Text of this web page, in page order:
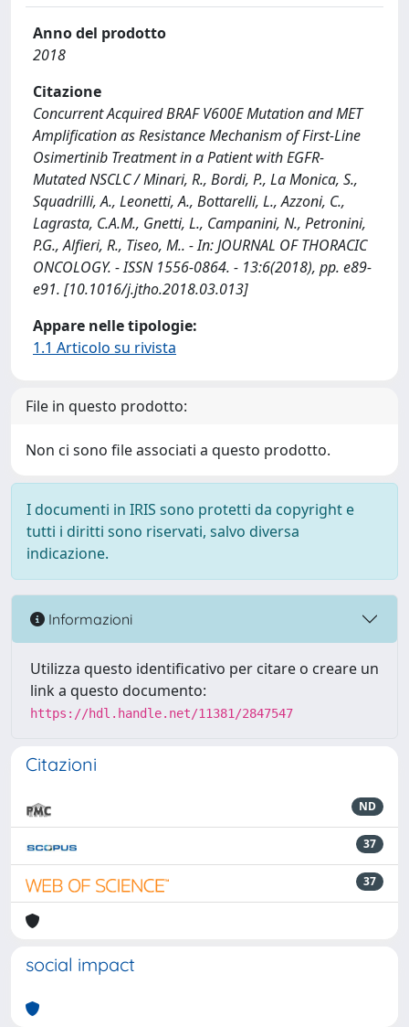
Anno del prodotto
2018
Citazione
Concurrent Acquired BRAF V600E Mutation and MET
Amplification as Resistance Mechanism of First-Line
Osimertinib Treatment in a Patient with EGFR-
Mutated NSCLC / Minari, R., Bordi, P., La Monica, S.,
Squadrilli, A., Leonetti, A., Bottarelli, L., Azzoni, C.,
Lagrasta, C.A.M., Gnetti, L., Campanini, N., Petronini,
P.G., Alfieri, R., Tiseo, M.. - In: JOURNAL OF THORACIC
ONCOLOGY. - ISSN 1556-0864. - 13:6(2018), pp. e89-
e91. [10.1016/j.jtho.2018.03.013]
Appare nelle tipologie:
1.1 Articolo su rivista
File in questo prodotto:
Non ci sono file associati a questo prodotto.
I documenti in IRIS sono protetti da copyright e
tutti i diritti sono riservati, salvo diversa
indicazione.
Informazioni
Utilizza questo identificativo per citare o creare un
link a questo documento:
https://hdl.handle.net/11381/2847547
Citazioni
ND
37
37
social impact